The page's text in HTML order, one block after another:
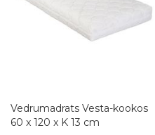
Vedrumadrats Vesta-kookos
60 x 120 x K 13 cm